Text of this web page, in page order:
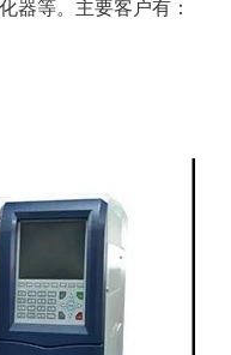
器等。主要客户有：